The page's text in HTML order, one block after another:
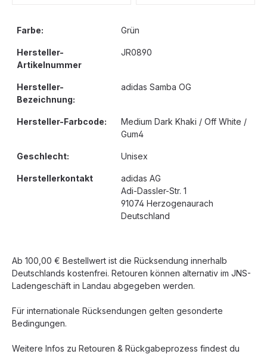
Farbe: Grün
Hersteller-
Artikelnummer
JR0890
Hersteller-
Bezeichnung:
adidas Samba OG
Hersteller-Farbcode:
Medium Dark Khaki / Off White /
Gum4
Geschlecht: Unisex
Herstellerkontakt
adidas AG
Adi-Dassler-Str. 1
91074 Herzogenaurach
Deutschland
Ab 100,00 € Bestellwert ist die Rücksendung innerhalb
Deutschlands kostenfrei. Retouren können alternativ im JNS-
Ladengeschäft in Landau abgegeben werden.
Für internationale Rücksendungen gelten gesonderte
Bedingungen.
Weitere Infos zu Retouren & Rückgabeprozess findest du